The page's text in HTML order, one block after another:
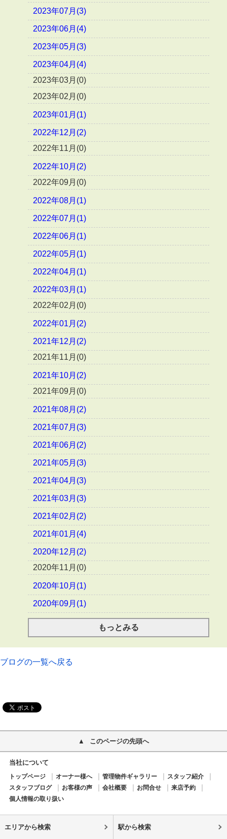
2023年07月(3)
2023年06月(4)
2023年05月(3)
2023年04月(4)
2023年03月(0)
2023年02月(0)
2023年01月(1)
2022年12月(2)
2022年11月(0)
2022年10月(2)
2022年09月(0)
2022年08月(1)
2022年07月(1)
2022年06月(1)
2022年05月(1)
2022年04月(1)
2022年03月(1)
2022年02月(0)
2022年01月(2)
2021年12月(2)
2021年11月(0)
2021年10月(2)
2021年09月(0)
2021年08月(2)
2021年07月(3)
2021年06月(2)
2021年05月(3)
2021年04月(3)
2021年03月(3)
2021年02月(2)
2021年01月(4)
2020年12月(2)
2020年11月(0)
2020年10月(1)
2020年09月(1)
もっとみる
ブログの一覧へ戻る
このページの先頭へ
当社について
トップページ オーナー様へ 管理物件ギャラリー
スタッフ紹介
スタッフブログ
お客様の声 会社概要 お問合せ
来店予約
個人情報の取り扱い
エリアから検索 駅から検索